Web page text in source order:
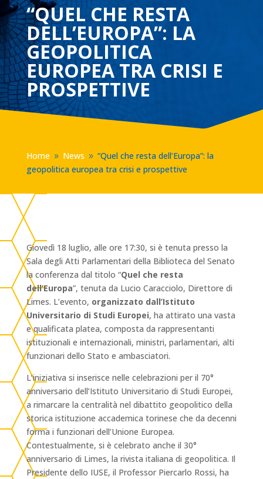
“QUEL CHE RESTA
DELL’EUROPA”: LA
GEOPOLITICA
EUROPEA TRA CRISI E
PROSPETTIVE
Home 9 News 9 “Quel che resta dell’Europa”: la
geopolitica europea tra crisi e prospettive
Giovedì 18 luglio, alle ore 17:30, si è tenuta presso la
Sala degli Atti Parlamentari della Biblioteca del Senato
la conferenza dal titolo “Quel che resta
dell’Europa”, tenuta da Lucio Caracciolo, Direttore di
Limes. L’evento, organizzato dall’Istituto
Universitario di Studi Europei, ha attirato una vasta
e qualificata platea, composta da rappresentanti
istituzionali e internazionali, ministri, parlamentari, alti
funzionari dello Stato e ambasciatori.
L’iniziativa si inserisce nelle celebrazioni per il 70°
anniversario dell’Istituto Universitario di Studi Europei,
a rimarcare la centralità nel dibattito geopolitico della
storica istituzione accademica torinese che da decenni
forma i funzionari dell’Unione Europea.
Contestualmente, si è celebrato anche il 30°
anniversario di Limes, la rivista italiana di geopolitica. Il
Presidente dello IUSE, il Professor Piercarlo Rossi, ha